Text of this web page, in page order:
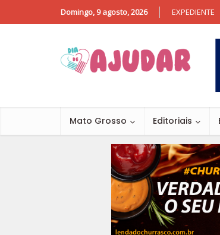
Domingo, 9 agosto, 2026 EXPEDIENTE
Mato Grosso Editoriais